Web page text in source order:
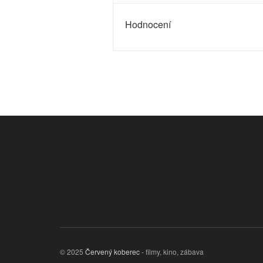
Hodnocení
© 2025 Červený koberec- filmy, kino, zábava